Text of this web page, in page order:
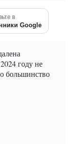
в
Google
году не
большинство